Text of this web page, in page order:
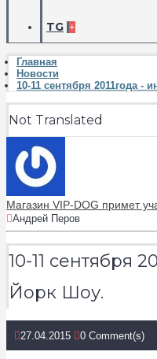
TG +
Главная
Новости
10-11 сентября 2011года -
Not Translated
Магазин VIP-DOG примет
Андрей Перов
10-11 сентября
Йорк Шоу.
27.04.2015 0 Comment(s)